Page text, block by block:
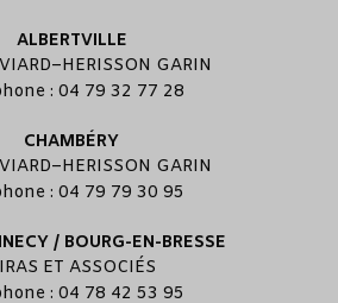
ALBERTVILLE
VIARD–HERISSON GARIN
: 04 79 32 77 28
CHAMBÉRY
VIARD–HERISSON GARIN
: 04 79 79 30 95
/ BOURG-EN-BRESSE
ET ASSOCIÉS
: 04 78 42 53 95